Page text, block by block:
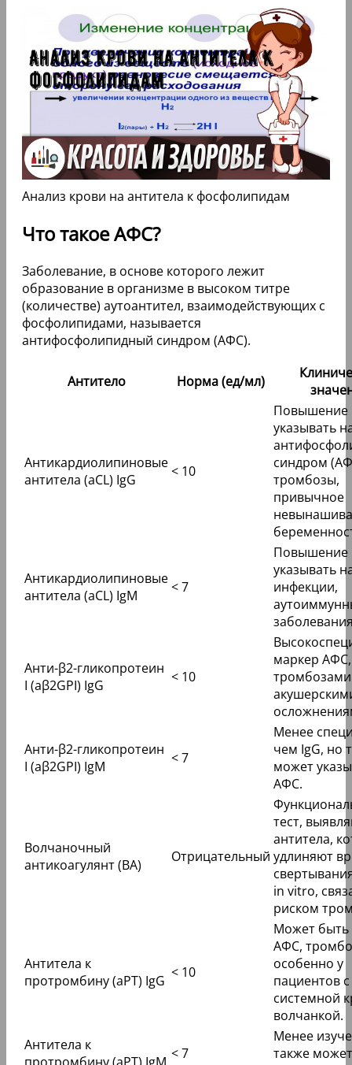
Анализ крови на антитела к фосфолипидам
Что такое АФС?
Заболевание, в основе которого лежит
образование в организме в высоком титре
(количестве) аутоантител, взаимодействующих с
фосфолипидами, называется
антифосфолипидный синдром (АФС).
Антитело Норма (ед/мл)
Антикардиолипиновые
антитела (aCL) IgG
< 10
Повышение
указывать
синдром
тромбозы,
привычное
Антикардиолипиновые
антитела (aCL) IgM
< 7
Повышение
указывать
инфекции,
Анти-β2-гликопротеин
I (aβ2GPI) IgG
< 10
маркер АФС,
Анти-β2-гликопротеин
I (aβ2GPI) IgM
< 7
Менее
чем IgG, но
может
АФС.
Волчаночный
антикоагулянт (ВА)
Отрицательный
тест,
антитела,
удлиняют
in vitro,
риском
Антитела к
протромбину (aPT) IgG < 10
Может быть
АФС,
особенно у
пациентов с
системной
волчанкой.
Антитела к
< 7
Менее
также